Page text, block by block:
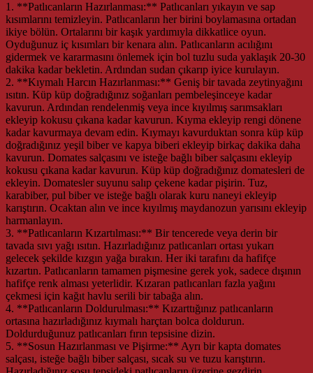
1. **Patlıcanların Hazırlanması:** Patlıcanları yıkayın ve sap
kısımlarını temizleyin. Patlıcanların her birini boylamasına ortadan
ikiye bölün. Ortalarını bir kaşık yardımıyla dikkatlice oyun.
Oyduğunuz iç kısımları bir kenara alın. Patlıcanların acılığını
gidermek ve kararmasını önlemek için bol tuzlu suda yaklaşık 20-30
dakika kadar bekletin. Ardından sudan çıkarıp iyice kurulayın.
2. **Kıymalı Harcın Hazırlanması:** Geniş bir tavada zeytinyağını
ısıtın. Küp küp doğradığınız soğanları pembeleşinceye kadar
kavurun. Ardından rendelenmiş veya ince kıyılmış sarımsakları
ekleyip kokusu çıkana kadar kavurun. Kıyma ekleyip rengi dönene
kadar kavurmaya devam edin. Kıymayı kavurduktan sonra küp küp
doğradığınız yeşil biber ve kapya biberi ekleyip birkaç dakika daha
kavurun. Domates salçasını ve isteğe bağlı biber salçasını ekleyip
kokusu çıkana kadar kavurun. Küp küp doğradığınız domatesleri de
ekleyin. Domatesler suyunu salıp çekene kadar pişirin. Tuz,
karabiber, pul biber ve isteğe bağlı olarak kuru naneyi ekleyip
karıştırın. Ocaktan alın ve ince kıyılmış maydanozun yarısını ekleyip
harmanlayın.
3. **Patlıcanların Kızartılması:** Bir tencerede veya derin bir
tavada sıvı yağı ısıtın. Hazırladığınız patlıcanları ortası yukarı
gelecek şekilde kızgın yağa bırakın. Her iki tarafını da hafifçe
kızartın. Patlıcanların tamamen pişmesine gerek yok, sadece dışının
hafifçe renk alması yeterlidir. Kızaran patlıcanları fazla yağını
çekmesi için kağıt havlu serili bir tabağa alın.
4. **Patlıcanların Doldurulması:** Kızarttığınız patlıcanların
ortasına hazırladığınız kıymalı harçtan bolca doldurun.
Doldurduğunuz patlıcanları fırın tepsisine dizin.
5. **Sosun Hazırlanması ve Pişirme:** Ayrı bir kapta domates
salçası, isteğe bağlı biber salçası, sıcak su ve tuzu karıştırın.